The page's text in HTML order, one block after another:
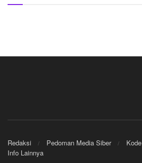
Redaksi Pedoman Media Siber
Info Lainnya